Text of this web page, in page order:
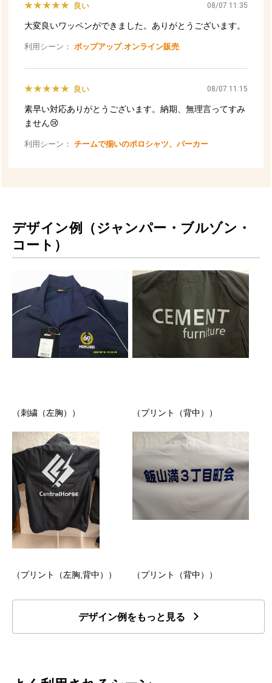
デザイン例（ジャンパー・ブルゾン・
コート）
（刺繍（左胸）） （プリント（背中））
（プリント（左胸,背中）） （プリント（背中））
デザイン例をもっと見る